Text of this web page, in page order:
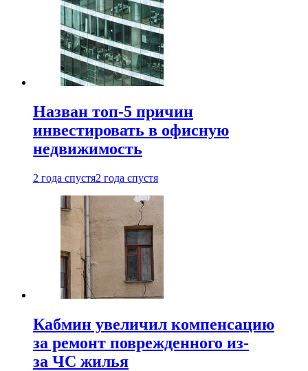
Назван топ-5 причин
инвестировать в офисную
недвижимость
2 года спустя2 года спустя
Кабмин увеличил компенсацию
за ремонт поврежденного из-
за ЧС жилья